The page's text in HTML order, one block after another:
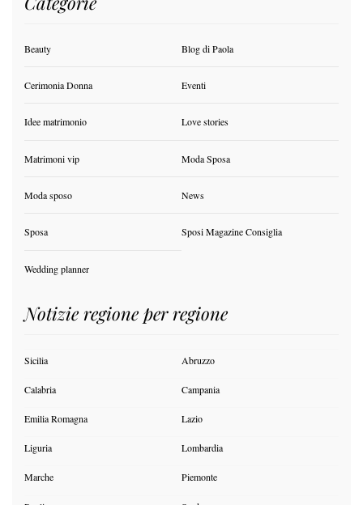
Beauty Blog di Paola
Cerimonia Donna Eventi
Idee matrimonio Love stories
Matrimoni vip Moda Sposa
Moda sposo News
Sposa Sposi Magazine Consiglia
Wedding planner
Notizie regione per regione
Sicilia Abruzzo
Calabria Campania
Emilia Romagna Lazio
Liguria Lombardia
Marche Piemonte